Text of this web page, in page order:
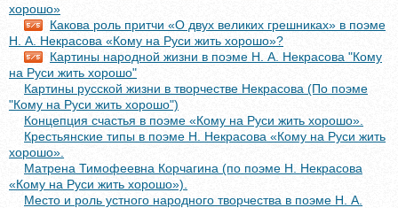
хорошо»
Какова роль притчи «О двух великих грешниках» в поэме
Н. А. Некрасова «Кому на Руси жить хорошо»?
Картины народной жизни в поэме Н. А. Некрасова "Кому
на Руси жить хорошо"
Картины русской жизни в творчестве Некрасова (По поэме
"Кому на Руси жить хорошо")
Концепция счастья в поэме «Кому на Руси жить хорошо».
Крестьянские типы в поэме Н. Некрасова «Кому на Руси жить
хорошо».
Матрена Тимофеевна Корчагина (по поэме Н. Некрасова
«Кому на Руси жить хорошо»).
Место и роль устного народного творчества в поэме Н. А.